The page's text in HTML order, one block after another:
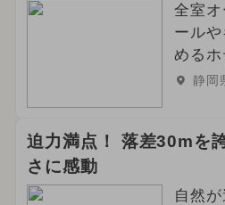
2024年2月のイベント
2024年5月のイベント
2024年8月のイベント
2024年9月のイベント
全室
ール
める
静岡
迫力満点！ 落差30mを
さに感動
自然